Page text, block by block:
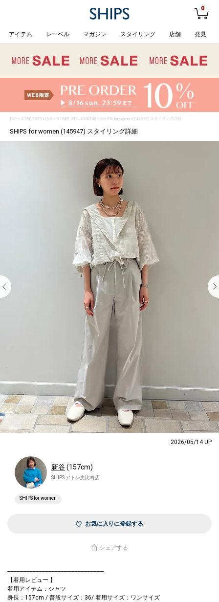
0
アイテム レーベル マガジン スタイリング 店舗 発見
TOP> STAFF STYLING> STAFF STYLING詳細 > SHIPS for women (145947) スタイリング詳細
SHIPS for women (145947) スタイリング詳細
2026/05/14 UP
新谷(157cm)
SHIPS アトレ恵比寿店
SHIPS for women
お気に入りに登録する
シェアする
------------------------------------------------------------------
【着用レビュー 】
着用アイテム：シャツ
身長：157cm / 普段サイズ：36/ 着用サイズ：ワンサイズ